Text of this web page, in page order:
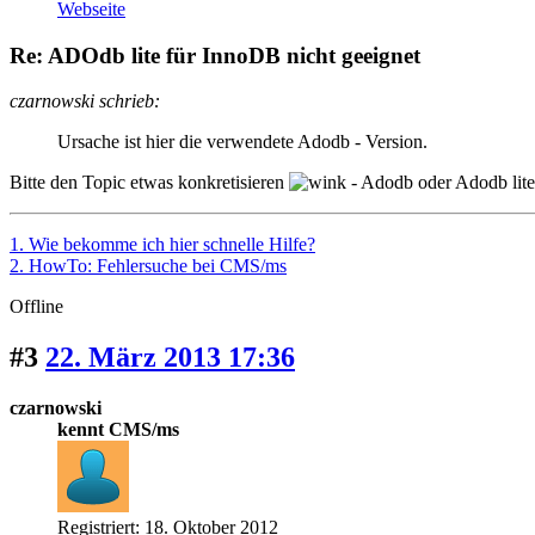
Webseite
Re: ADOdb lite für InnoDB nicht geeignet
czarnowski schrieb:
Ursache ist hier die verwendete Adodb - Version.
Bitte den Topic etwas konkretisieren
- Adodb oder Adodb
1. Wie bekomme ich hier schnelle Hilfe?
2. HowTo: Fehlersuche bei CMS/ms
Offline
#3 22. März 2013 17:36
czarnowski
kennt CMS/ms
Registriert: 18. Oktober 2012